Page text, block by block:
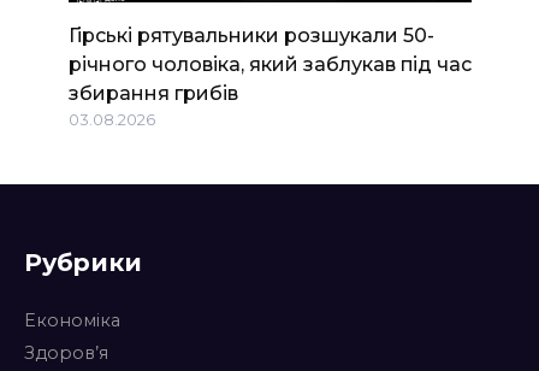
Гірські рятувальники розшукали 50-
річного чоловіка, який заблукав під час
збирання грибів
03.08.2026
Рубрики
Економіка
Здоров’я